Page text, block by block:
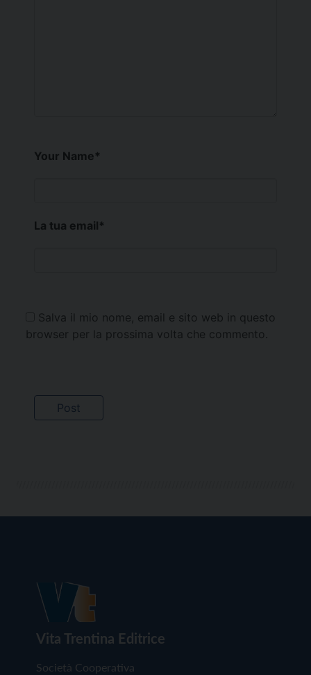
Your Name*
La tua email*
Salva il mio nome, email e sito web in questo
browser per la prossima volta che commento.
Vita Trentina Editrice
Società Cooperativa